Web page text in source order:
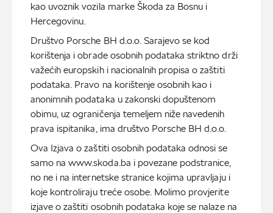
kao uvoznik vozila marke Škoda za Bosnu i
Hercegovinu.
Društvo Porsche BH d.o.o. Sarajevo se kod
korištenja i obrade osobnih podataka striktno drži
važećih europskih i nacionalnih propisa o zaštiti
podataka. Pravo na korištenje osobnih kao i
anonimnih podataka u zakonski dopuštenom
obimu, uz ograničenja temeljem niže navedenih
prava ispitanika, ima društvo Porsche BH d.o.o.
Ova Izjava o zaštiti osobnih podataka odnosi se
samo na www.skoda.ba i povezane podstranice,
no ne i na internetske stranice kojima upravljaju i
koje kontroliraju treće osobe. Molimo provjerite
izjave o zaštiti osobnih podataka koje se nalaze na